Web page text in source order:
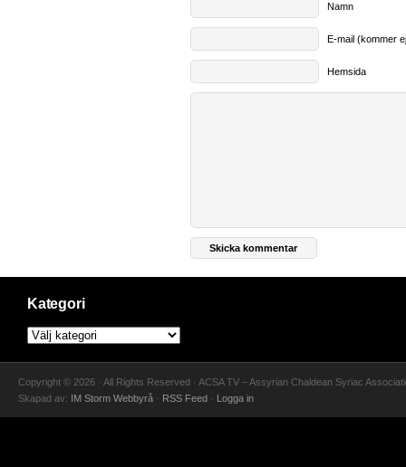
Namn
E-mail (kommer
Hemsida
Kategori
Copyright © 2026 · All Rights Reserved · ACSA TV – Assyrian Chaldean Syriac
Skapad av: IM Storm Webbyrå · RSS Feed · Logga in